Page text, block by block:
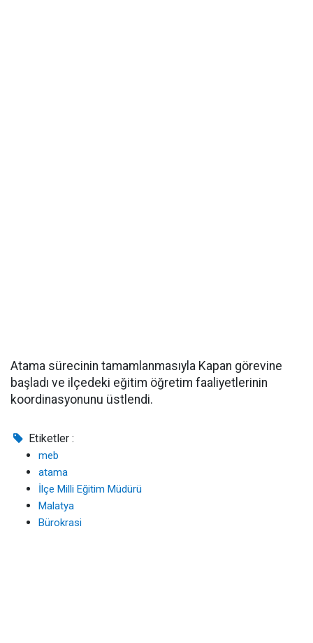
Atama sürecinin tamamlanmasıyla Kapan görevine
başladı ve ilçedeki eğitim öğretim faaliyetlerinin
koordinasyonunu üstlendi.
Etiketler :
meb
atama
İlçe Milli Eğitim Müdürü
Malatya
Bürokrasi